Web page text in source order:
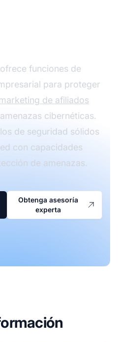
funciones de
para proteger
de afiliados
cibernéticas.
de seguridad sólidos
con capacidades
de amenazas.
Obtenga asesoría
experta